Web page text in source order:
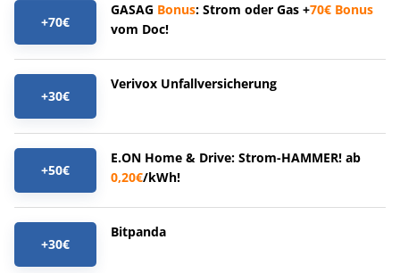
+70€
GASAG Bonus: Strom oder Gas +70€ Bonus
vom Doc!
+30€
Verivox Unfallversicherung
+50€
E.ON Home & Drive: Strom-HAMMER! ab
0,20€/kWh!
+30€
Bitpanda